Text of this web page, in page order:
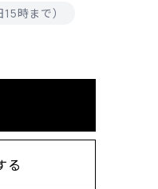
時まで）
る